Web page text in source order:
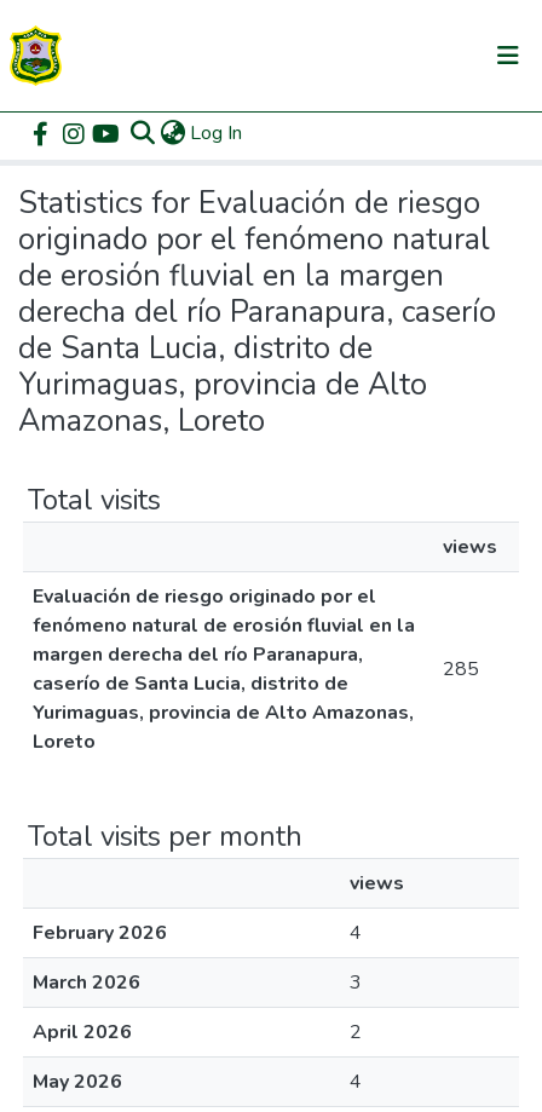
Log In
Communities & Collections
All of DSpace
Home Statistics
Statistics for Evaluación de riesgo
originado por el fenómeno natural
de erosión fluvial en la margen
derecha del río Paranapura, caserío
de Santa Lucia, distrito de
Yurimaguas, provincia de Alto
Amazonas, Loreto
Total visits
views
Evaluación de riesgo originado por el
fenómeno natural de erosión fluvial en la
margen derecha del río Paranapura,
caserío de Santa Lucia, distrito de
Yurimaguas, provincia de Alto Amazonas,
Loreto
285
Total visits per month
views
February 2026
4
March 2026
3
April 2026
2
May 2026
4